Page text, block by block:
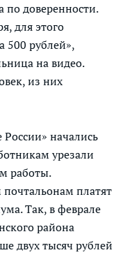
доверенности.
для этого
500 рублей»,
на видео.
из них
начались
урезали
работы.
платят
Так, в феврале
района
двух тысяч рублей